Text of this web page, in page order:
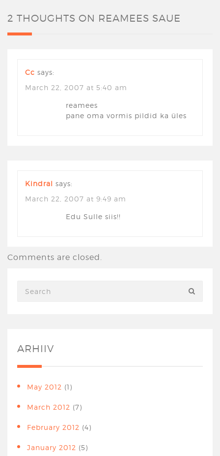
2 THOUGHTS ON REAMEES SAUE
Cc says:
March 22, 2007 at 5:40 am
reamees
pane oma vormis pildid ka üles
Kindral says:
March 22, 2007 at 9:49 am
Edu Sulle siis!!
Comments are closed.
ARHIIV
May 2012 (1)
March 2012 (7)
February 2012 (4)
January 2012 (5)